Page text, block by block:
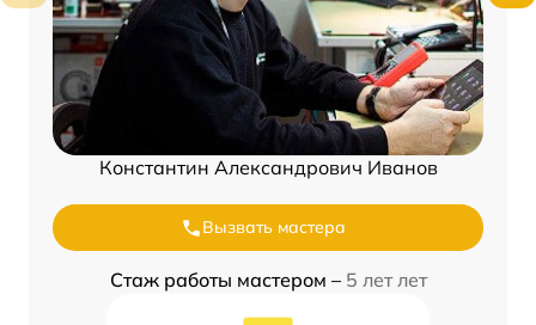
Константин Александрович Иванов
Вызвать мастера
Стаж работы мастером – 5 лет лет